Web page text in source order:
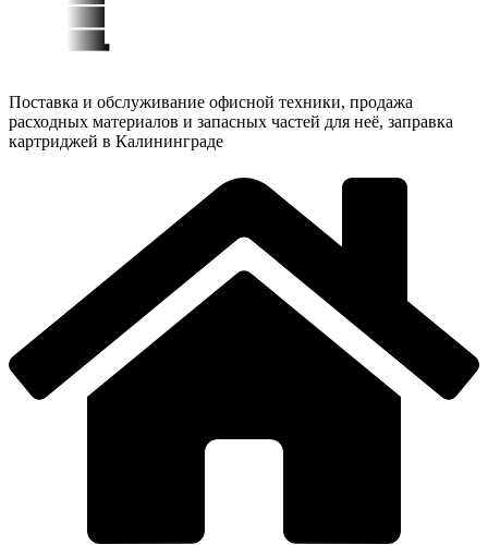
Поставка и обслуживание офисной техники, продажа
расходных материалов и запасных частей для неё, заправка
картриджей в Калининграде